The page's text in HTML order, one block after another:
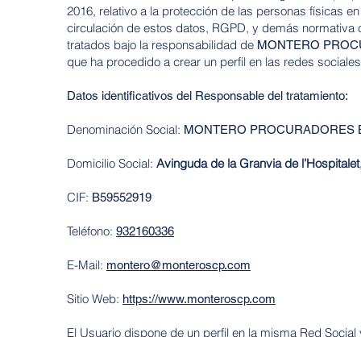
2016, relativo a la protección de las personas físicas
circulación de estos datos, RGPD, y demás normativa
tratados bajo la responsabilidad de MONTERO
que ha procedido a crear un perfil en las redes
Datos identificativos del Responsable del tratamiento:
Denominación Social: MONTERO PROCURADORES
Domicilio Social: Avinguda de la Granvia de
CIF: B59552919
Teléfono: 932160336
E-Mail: montero@monteroscp.com
Sitio Web: https://www.monteroscp.com
El Usuario dispone de un perfil en la misma Red